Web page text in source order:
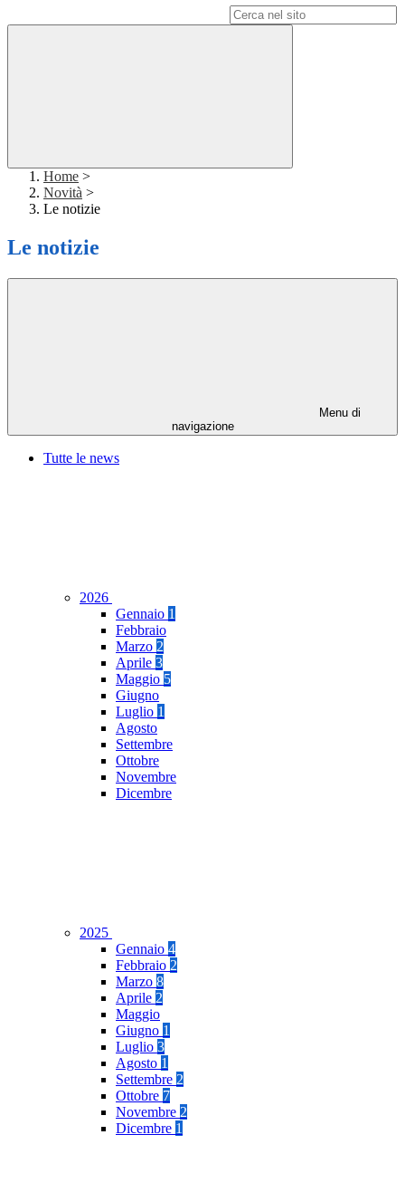
Home >
Novità >
Le notizie
Le notizie
Menu di
navigazione
Tutte le news
2026
Gennaio 1
Febbraio
Marzo 2
Aprile 3
Maggio 5
Giugno
Luglio 1
Agosto
Settembre
Ottobre
Novembre
Dicembre
2025
Gennaio 4
Febbraio 2
Marzo 8
Aprile 2
Maggio
Giugno 1
Luglio 3
Agosto 1
Settembre 2
Ottobre 7
Novembre 2
Dicembre 1